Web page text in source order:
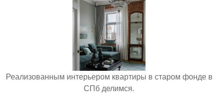
Реализованным интерьером квартиры в старом фонде в
СПб делимся.